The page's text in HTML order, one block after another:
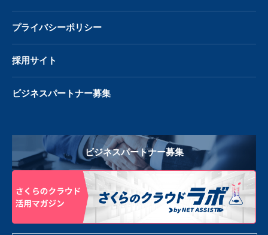
プライバシーポリシー
採用サイト
ビジネスパートナー募集
ビジネスパートナー募集